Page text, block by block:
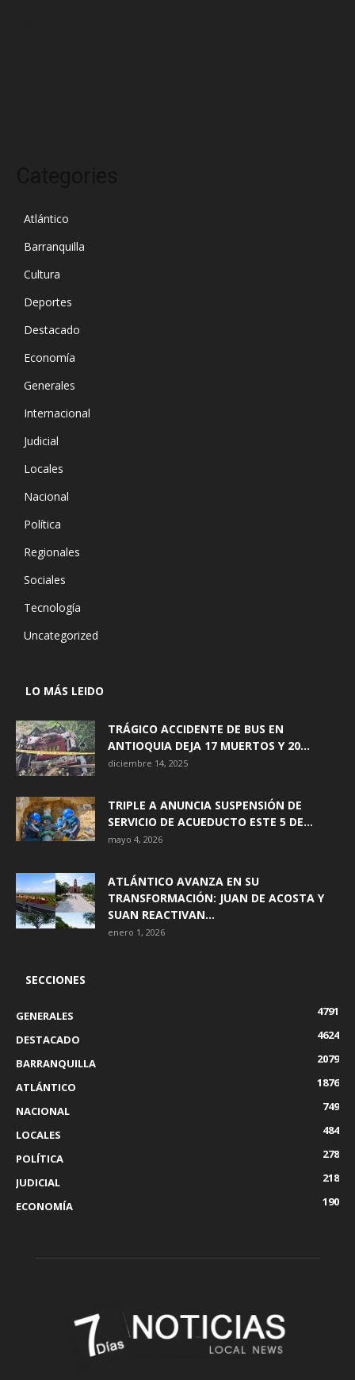
Atlántico
Barranquilla
Cultura
Deportes
Destacado
Economía
Generales
Internacional
Judicial
Locales
Nacional
Política
Regionales
Sociales
Tecnología
Uncategorized
LO MÁS LEIDO
TRÁGICO ACCIDENTE DE BUS EN
ANTIOQUIA DEJA 17 MUERTOS Y 20...
diciembre 14, 2025
TRIPLE A ANUNCIA SUSPENSIÓN DE
SERVICIO DE ACUEDUCTO ESTE 5 DE...
mayo 4, 2026
ATLÁNTICO AVANZA EN SU
TRANSFORMACIÓN: JUAN DE ACOSTA Y
SUAN REACTIVAN...
enero 1, 2026
SECCIONES
GENERALES
4791
DESTACADO
4624
BARRANQUILLA
2079
ATLÁNTICO
1876
NACIONAL
749
LOCALES
484
POLÍTICA
278
JUDICIAL
218
ECONOMÍA
190